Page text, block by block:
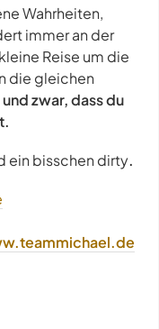
Wahrheiten,
immer an der
Reise um die
die gleichen
zwar, dass du
ein bisschen dirty.